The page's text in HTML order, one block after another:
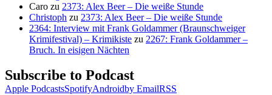
Caro zu 2373: Alex Beer – Die weiße Stunde
Christoph zu 2373: Alex Beer – Die weiße Stunde
2364: Interview mit Frank Goldammer (Braunschweiger
Krimifestival) – Krimikiste zu 2267: Frank Goldammer –
Bruch. In eisigen Nächten
Subscribe to Podcast
Apple PodcastsSpotifyAndroidby EmailRSS